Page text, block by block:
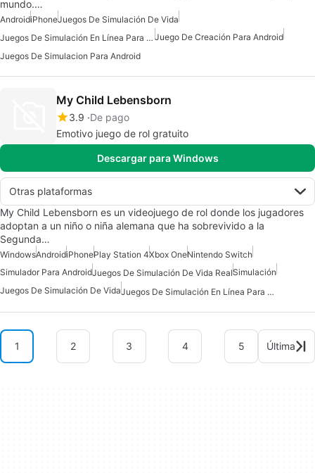
mundo.…
AndroidiPhoneJuegos De Simulación De Vida
Juegos De Simulación En Línea Para Android Juego De Creación Para Android
Juegos De Simulacion Para Android
My Child Lebensborn
3.9 De pago
Emotivo juego de rol gratuito
Descargar para Windows
Otras plataformas
My Child Lebensborn es un videojuego de rol donde los jugadores
adoptan a un niño o niña alemana que ha sobrevivido a la
Segunda…
WindowsAndroidiPhonePlay Station 4Xbox OneNintendo Switch
Simulador Para AndroidJuegos De Simulación De Vida RealSimulación
Juegos De Simulación De Vida
Juegos De Simulación En Línea Para Android
1 2 3 4 5 Última